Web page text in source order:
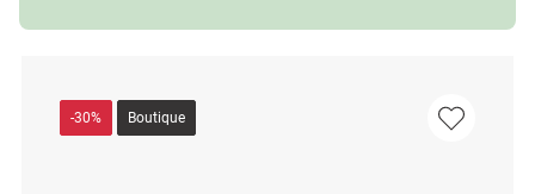
-30% Boutique